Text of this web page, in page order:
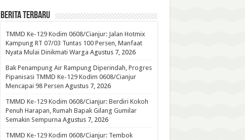
BERITA TERBARU
TMMD Ke-129 Kodim 0608/Cianjur: Jalan Hotmix
Kampung RT 07/03 Tuntas 100 Persen, Manfaat
Nyata Mulai Dinikmati Warga Agustus 7, 2026
Bak Penampung Air Rampung Diperindah, Progres
Pipanisasi TMMD Ke-129 Kodim 0608/Cianjur
Mencapai 98 Persen Agustus 7, 2026
TMMD Ke-129 Kodim 0608/Cianjur: Berdiri Kokoh
Penuh Harapan, Rumah Bapak Gilang Gumilar
Semakin Sempurna Agustus 7, 2026
TMMD Ke-129 Kodim 0608/Cianjur: Tembok